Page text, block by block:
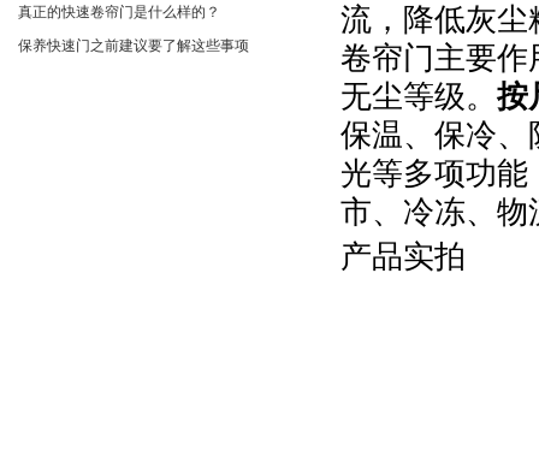
流，降低灰尘
卷帘门主要
无尘等级。 按
保温、保冷、
光等多项功
市、冷冻、物
产品实拍
真正的快速卷帘门是什么样的？
保养快速门之前建议要了解这些事项